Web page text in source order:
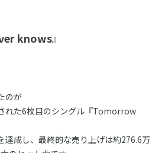
knows』
のが
れた6枚目のシングル『Tomorrow
達成し、最終的な売り上げは約276.6万